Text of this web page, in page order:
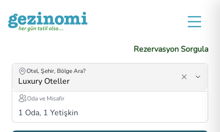
Rezervasyon Sorgula
Otel, Şehir, Bölge Ara?
Oda ve Misafir
1 Oda, 1 Yetişkin